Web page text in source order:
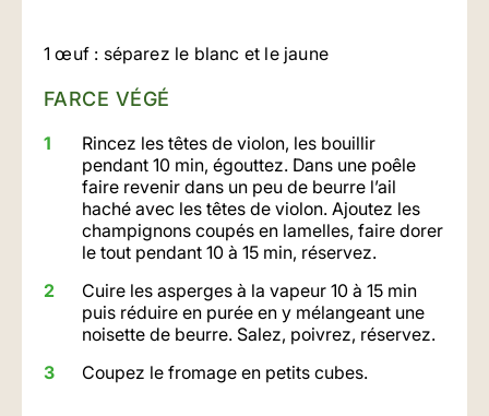
1 œuf : séparez le blanc et le jaune
FARCE VÉGÉ
Rincez les têtes de violon, les bouillir
pendant 10 min, égouttez. Dans une poêle
faire revenir dans un peu de beurre l’ail
haché avec les têtes de violon. Ajoutez les
champignons coupés en lamelles, faire dorer
le tout pendant 10 à 15 min, réservez.
Cuire les asperges à la vapeur 10 à 15 min
puis réduire en purée en y mélangeant une
noisette de beurre. Salez, poivrez, réservez.
Coupez le fromage en petits cubes.